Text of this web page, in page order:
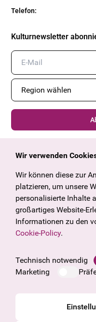
Telefon:
Kulturnewsletter
Allgemein
Angebote & News
U27
Geschenkgutschein
Häufige Fragen
Impressum
Datenschutzinformation
Wir verwenden
Wir können diese zur
platzieren, um unsere
personalisierte Inhalte
großartiges Website-
Informationen zu den
Cookie-Policy.
Technisch notwendig
Marketing